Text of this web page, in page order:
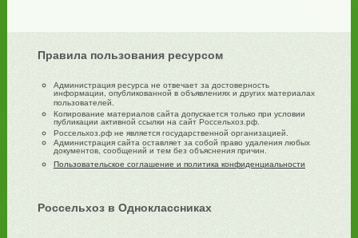
Правила пользования ресурсом
Администрация ресурса не отвечает за достоверность
информации, опубликованной в объявлениях и других материалах
пользователей.
Копирование материалов сайта допускается только при условии
публикации активной ссылки на сайт Россельхоз.рф.
Россельхоз.рф не является государственной организацией.
Администрация сайта оставляет за собой право удаления любых
документов, сообщений и тем без объяснения причин.
Пользовательское соглашение и политика конфиденциальности
Россельхоз в Одноклассниках